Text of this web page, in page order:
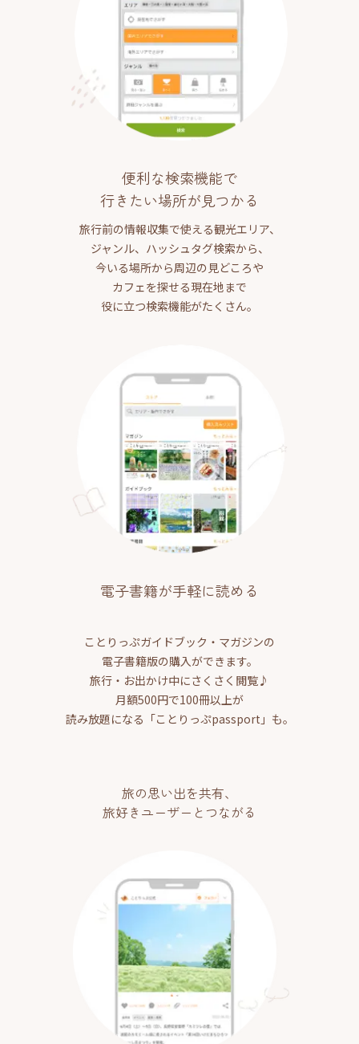
便利な検索機能で
行きたい場所が見つかる
旅行前の情報収集で使える観光エリア、
ジャンル、ハッシュタグ検索から、
今いる場所から周辺の見どころや
カフェを探せる現在地まで
役に立つ検索機能がたくさん。
電子書籍が手軽に読める
ことりっぷガイドブック・マガジンの
電子書籍版の購入ができます。
旅行・お出かけ中にさくさく閲覧♪
月額500円で100冊以上が
読み放題になる「ことりっぷpassport」も。
旅の思い出を共有、
旅好きユーザーとつながる